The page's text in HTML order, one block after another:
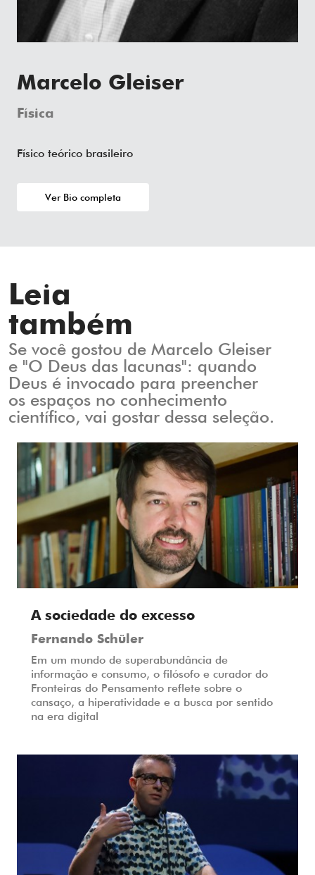
Marcelo Gleiser
Física
Físico teórico brasileiro
Ver Bio completa
Leia
também
Se você gostou de Marcelo Gleiser
e "O Deus das lacunas": quando
Deus é invocado para preencher
os espaços no conhecimento
científico, vai gostar dessa seleção.
A sociedade do excesso
Fernando Schüler
Em um mundo de superabundância de
informação e consumo, o filósofo e curador do
Fronteiras do Pensamento reflete sobre o
cansaço, a hiperatividade e a busca por sentido
na era digital